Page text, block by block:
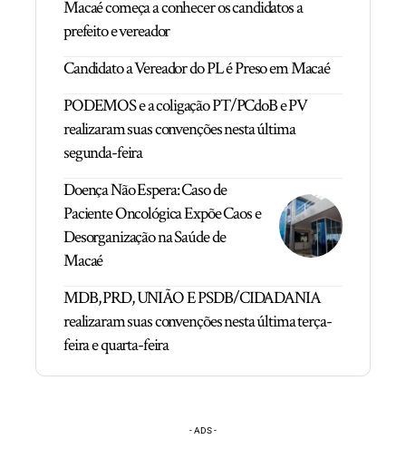
Macaé começa a conhecer os candidatos a
prefeito e vereador
Candidato a Vereador do PL é Preso em Macaé
PODEMOS e a coligação PT/PCdoB e PV
realizaram suas convenções nesta última
segunda-feira
Doença Não Espera: Caso de
Paciente Oncológica Expõe Caos e
Desorganização na Saúde de
Macaé
MDB, PRD, UNIÃO E PSDB/CIDADANIA
realizaram suas convenções nesta última terça-
feira e quarta-feira
- ADS -